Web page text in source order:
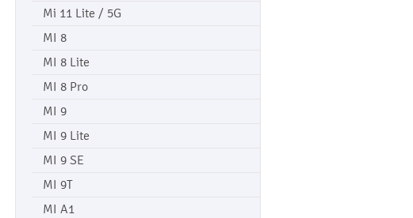
Mi 11 Lite / 5G
MI 8
MI 8 Lite
MI 8 Pro
MI 9
MI 9 Lite
MI 9 SE
MI 9T
MI A1